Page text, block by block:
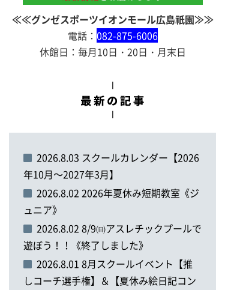
≪≪グンゼスポーツイオンモール広島祇園≫≫
電話： 082-875-6006
休館日：毎月10日・20日・月末日
2026.8.03 スクールカレンダー【2026
年10月～2027年3月】
2026.8.02 2026年夏休み短期教室《ジ
ュニア》
2026.8.02 8/9㈰アスレチックプールで
遊ぼう！！《終了しました》
2026.8.01 8月スクールイベント【推
しコーチ選手権】＆【夏休み絵日記コン